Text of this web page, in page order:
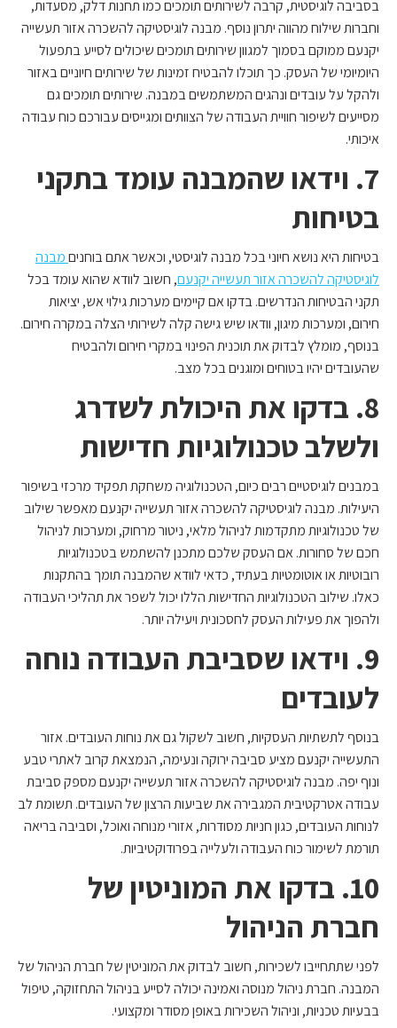
בסביבה לוגיסטית, קרבה לשירותים תומכים כמו תחנות דלק, מסעדות,
וחברות שילוח מהווה יתרון נוסף. מבנה לוגיסטיקה להשכרה אזור תעשייה
יקנעם ממוקם בסמוך למגוון שירותים תומכים שיכולים לסייע בתפעול
היומיומי של העסק. כך תוכלו להבטיח זמינות של שירותים חיוניים באזור
ולהקל על עובדים ונהגים המשתמשים במבנה. שירותים תומכים גם
מסייעים לשיפור חוויית העבודה של הצוותים ומגייסים עבורכם כוח עבודה
איכותי.
7. וידאו שהמבנה עומד בתקני
בטיחות
בטיחות היא נושא חיוני בכל מבנה לוגיסטי, וכאשר אתם בוחניםמבנה
לוגיסטיקה להשכרה אזור תעשייה יקנעם, חשוב לוודא שהוא עומד בכל
תקני הבטיחות הנדרשים. בדקו אם קיימים מערכות גילוי אש, יציאות
חירום, ומערכות מיגון, וודאו שיש גישה קלה לשירותי הצלה במקרה חירום.
בנוסף, מומלץ לבדוק את תוכנית הפינוי במקרי חירום ולהבטיח
שהעובדים יהיו בטוחים ומוגנים בכל מצב.
8. בדקו את היכולת לשדרג
ולשלב טכנולוגיות חדישות
במבנים לוגיסטיים רבים כיום, הטכנולוגיה משחקת תפקיד מרכזי בשיפור
היעילות. מבנה לוגיסטיקה להשכרה אזור תעשייה יקנעם מאפשר שילוב
של טכנולוגיות מתקדמות לניהול מלאי, ניטור מרחוק, ומערכות לניהול
חכם של סחורות. אם העסק שלכם מתכנן להשתמש בטכנולוגיות
רובוטיות או אוטומטיות בעתיד, כדאי לוודא שהמבנה תומך בהתקנות
כאלו. שילוב הטכנולוגיות החדישות הללו יכול לשפר את תהליכי העבודה
ולהפוך את פעילות העסק לחסכונית ויעילה יותר.
9. וידאו שסביבת העבודה נוחה
לעובדים
בנוסף לתשתיות העסקיות, חשוב לשקול גם את נוחות העובדים. אזור
התעשייה יקנעם מציע סביבה ירוקה ונעימה, הנמצאת קרוב לאתרי טבע
ונוף יפה. מבנה לוגיסטיקה להשכרה אזור תעשייה יקנעם מספק סביבת
עבודה אטרקטיבית המגבירה את שביעות הרצון של העובדים. תשומת לב
לנוחות העובדים, כגון חניות מסודרות, אזורי מנוחה ואוכל, וסביבה בריאה
תורמת לשימור כוח העבודה ולעלייה בפרודוקטיביות.
10. בדקו את המוניטין של
חברת הניהול
לפני שתתחייבו לשכירות, חשוב לבדוק את המוניטין של חברת הניהול של
המבנה. חברת ניהול מנוסה ואמינה יכולה לסייע בניהול התחזוקה, טיפול
בבעיות טכניות, וניהול השכירות באופן מסודר ומקצועי.